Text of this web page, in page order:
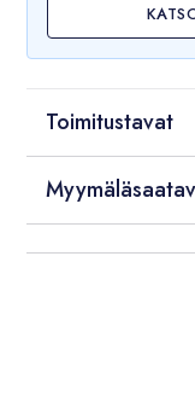
Toimitustavat